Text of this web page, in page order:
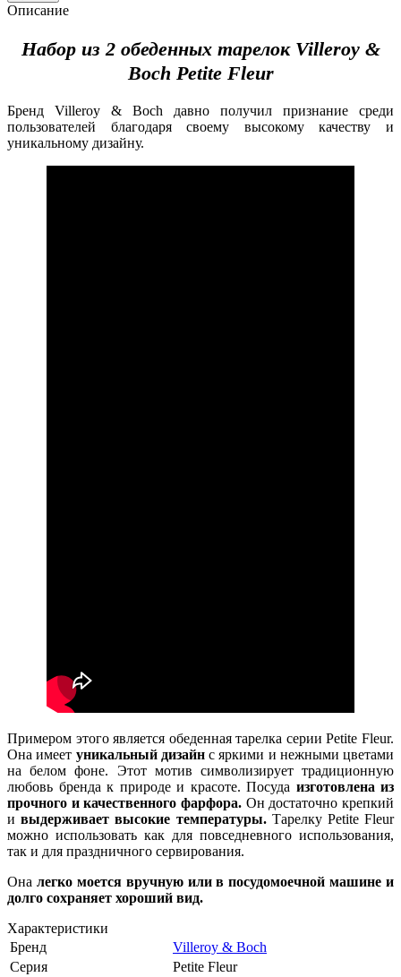
Описание
Набор из 2 обеденных тарелок Villeroy &
Boch Petite Fleur
Бренд Villeroy & Boch давно получил признание среди
пользователей благодаря своему высокому качеству и
уникальному дизайну.
Примером этого является обеденная тарелка серии Petite Fleur.
Она имеет уникальный дизайнс яркими и нежными цветами
на белом фоне. Этот мотив символизирует традиционную
любовь бренда к природе и красоте. Посуда изготовлена из
прочного и качественного фарфора. Он достаточно крепкий
ивыдерживает высокие температуры.Тарелку Petite Fleur
можно использовать как для повседневного использования,
так и для праздничного сервирования.
Она легко моется вручную или в посудомоечной машине и
долго сохраняет хороший вид.
Характеристики
Бренд
Villeroy & Boch
Серия
Petite Fleur